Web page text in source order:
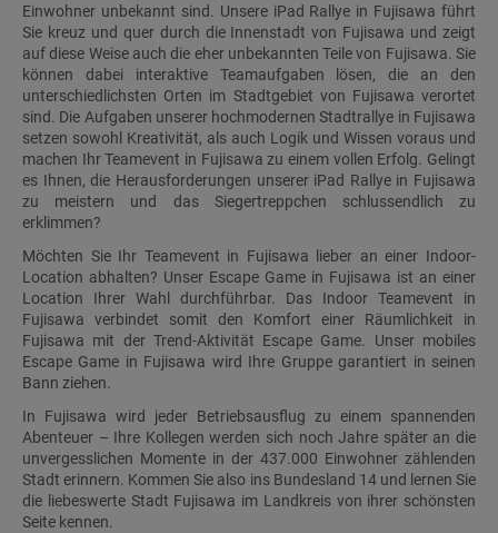
Einwohner unbekannt sind. Unsere iPad Rallye in Fujisawa führt
Sie kreuz und quer durch die Innenstadt von Fujisawa und zeigt
auf diese Weise auch die eher unbekannten Teile von Fujisawa. Sie
können dabei interaktive Teamaufgaben lösen, die an den
unterschiedlichsten Orten im Stadtgebiet von Fujisawa verortet
sind. Die Aufgaben unserer hochmodernen Stadtrallye in Fujisawa
setzen sowohl Kreativität, als auch Logik und Wissen voraus und
machen Ihr Teamevent in Fujisawa zu einem vollen Erfolg. Gelingt
es Ihnen, die Herausforderungen unserer iPad Rallye in Fujisawa
zu meistern und das Siegertreppchen schlussendlich zu
erklimmen?
Möchten Sie Ihr Teamevent in Fujisawa lieber an einer Indoor-
Location abhalten? Unser Escape Game in Fujisawa ist an einer
Location Ihrer Wahl durchführbar. Das Indoor Teamevent in
Fujisawa verbindet somit den Komfort einer Räumlichkeit in
Fujisawa mit der Trend-Aktivität Escape Game. Unser mobiles
Escape Game in Fujisawa wird Ihre Gruppe garantiert in seinen
Bann ziehen.
In Fujisawa wird jeder Betriebsausflug zu einem spannenden
Abenteuer – Ihre Kollegen werden sich noch Jahre später an die
unvergesslichen Momente in der 437.000 Einwohner zählenden
Stadt erinnern. Kommen Sie also ins Bundesland 14 und lernen Sie
die liebeswerte Stadt Fujisawa im Landkreis von ihrer schönsten
Seite kennen.